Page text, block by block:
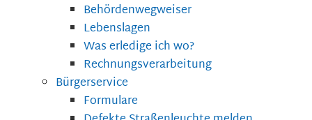
Behördenwegweiser
Lebenslagen
Was erledige ich wo?
Rechnungsverarbeitung
Bürgerservice
Formulare